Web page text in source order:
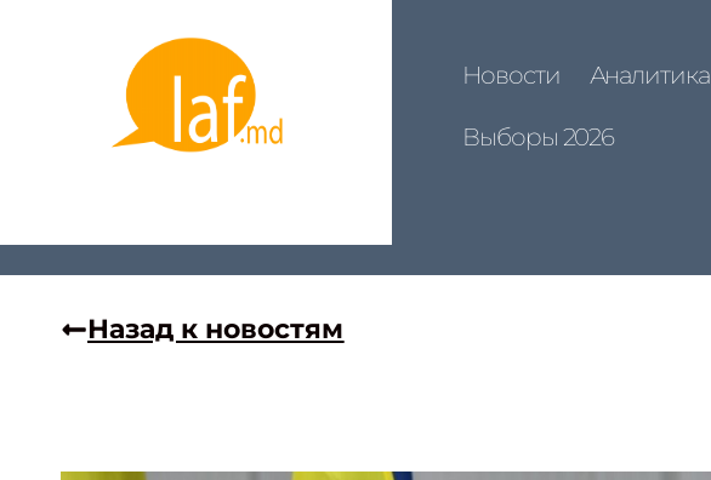
Новости Аналитика
Выборы 2026
Назад к новостям